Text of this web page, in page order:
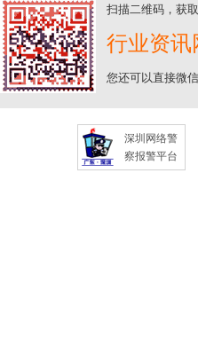
扫描二维码，获
行业资讯
您还可以直接微
深圳网络警
察报警平台